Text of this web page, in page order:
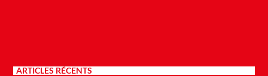
ARTICLES RÉCENTS